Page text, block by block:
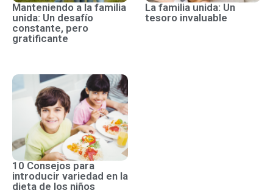
Manteniendo a la familia
unida: Un desafío
constante, pero
gratificante
La familia unida: Un
tesoro invaluable
10 Consejos para
introducir variedad en la
dieta de los niños